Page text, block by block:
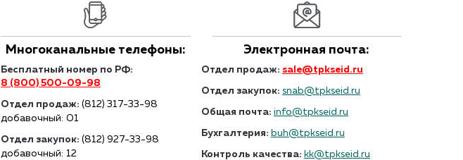
Многоканальные телефоны:
Бесплатный номер по РФ:
8 (800) 500-09-98
Отдел продаж: (812) 317-33-98
добавочный: 01
Отдел закупок: (812) 927-33-98
добавочный: 12
Электронная почта:
Отдел продаж: sale@tpkseid.ru
Отдел закупок: snab@tpkseid.ru
Общая почта: info@tpkseid.ru
Бухгалтерия: buh@tpkseid.ru
Контроль качества: kk@tpkseid.ru